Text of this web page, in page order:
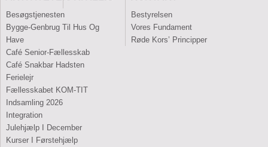
Besøgstjenesten
Bygge-Genbrug Til Hus Og
Have
Café Senior-Fællesskab
Café Snakbar Hadsten
Ferielejr
Fællesskabet KOM-TIT
Indsamling 2026
Integration
Julehjælp I December
Kurser I Førstehjælp
Bestyrelsen
Vores Fundament
Røde Kors’ Principper